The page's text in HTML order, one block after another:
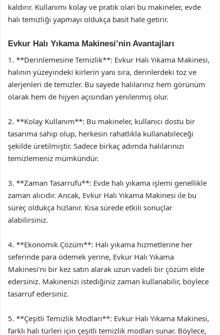
kaldırır. Kullanımı kolay ve pratik olan bu makineler, evde
halı temizliği yapmayı oldukça basit hale getirir.
Evkur Halı Yıkama Makinesi’nin Avantajları
1. **Derinlemesine Temizlik**: Evkur Halı Yıkama Makinesi,
halının yüzeyindeki kirlerin yanı sıra, derinlerdeki toz ve
alerjenleri de temizler. Bu sayede halılarınız hem görünüm
olarak hem de hijyen açısından yenilenmiş olur.
2. **Kolay Kullanım**: Bu makineler, kullanıcı dostu bir
tasarıma sahip olup, herkesin rahatlıkla kullanabileceği
şekilde üretilmiştir. Sadece birkaç adımda halılarınızı
temizlemeniz mümkündür.
3. **Zaman Tasarrufu**: Evde halı yıkama işlemi genellikle
zaman alıcıdır. Ancak, Evkur Halı Yıkama Makinesi ile bu
süreç oldukça hızlanır. Kısa sürede etkili sonuçlar
alabilirsiniz.
4. **Ekonomik Çözüm**: Halı yıkama hizmetlerine her
seferinde para ödemek yerine, Evkur Halı Yıkama
Makinesi’ni bir kez satın alarak uzun vadeli bir çözüm elde
edersiniz. Makinenizi istediğiniz zaman kullanabilir, böylece
tasarruf edersiniz.
5. **Çeşitli Temizlik Modları**: Evkur Halı Yıkama Makinesi,
farklı halı türleri için çeşitli temizlik modları sunar. Böylece,